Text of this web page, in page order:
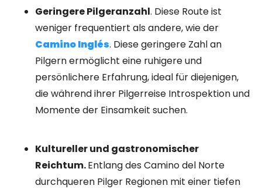
Geringere Pilgeranzahl. Diese Route ist
weniger frequentiert als andere, wie der
Camino Inglés. Diese geringere Zahl an
Pilgern ermöglicht eine ruhigere und
persönlichere Erfahrung, ideal für diejenigen,
die während ihrer Pilgerreise Introspektion und
Momente der Einsamkeit suchen.
Kultureller und gastronomischer
Reichtum.Entlang des Camino del Norte
durchqueren Pilger Regionen mit einer tiefen